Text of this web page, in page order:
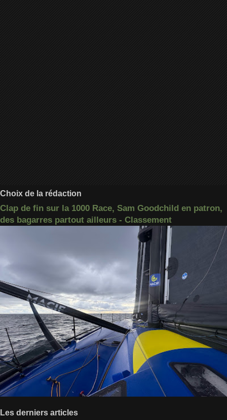
Choix de la rédaction
Clap de fin sur la 1000 Race, Sam Goodchild en patron,
des bagarres partout ailleurs - Classement
Les derniers articles